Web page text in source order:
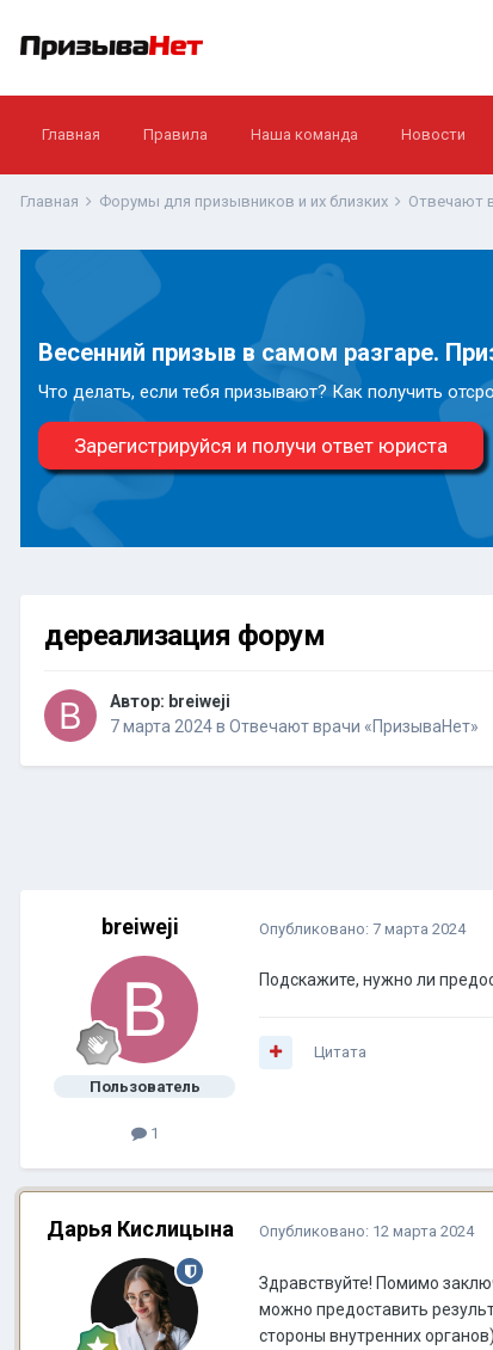
Главная Правила Наша команда Новости
Главная Форумы для призывников и их близких Отвечают
Весенний призыв в самом разгаре.
Что делать, если тебя призывают? Как получить
Зарегистрируйся и получи ответ юриста
дереализация форум
Автор: breiweji
7 марта 2024в Отвечают врачи «ПризываНет»
breiweji
Пользователь
1
Опубликовано: 7 марта 2024
Подскажите, нужно ли
Цитата
Дарья Кислицына Опубликовано: 12 марта 2024
Здравствуйте! Помимо
можно предоставить
стороны внутренних